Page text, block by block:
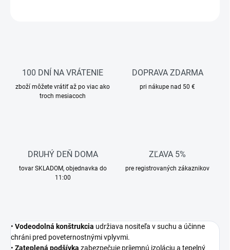
100 DNÍ NA VRÁTENIE
zboží môžete vrátiť až po viac ako
troch mesiacoch
DOPRAVA ZDARMA
pri nákupe nad 50 €
DRUHÝ DEŇ DOMA
tovar SKLADOM, objednavka do
11:00
ZĽAVA 5%
pre registrovaných zákaznikov
• Vodeodolná konštrukcia udržiava nositeľa v suchu a účinne
chráni pred poveternostnými vplyvmi.
• Zateplená podšívka zabezpečuje príjemnú izoláciu a tepelný